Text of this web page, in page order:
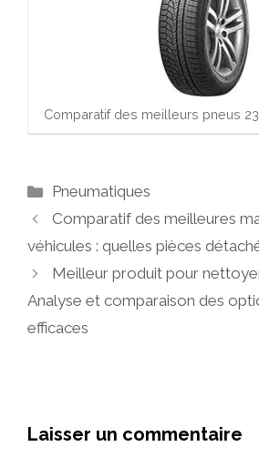
Comparatif des meilleurs pneus
Catégories
Pneumatiques
Comparatif des meilleures
véhicules : quelles pièces
Meilleur produit pour
Analyse et comparaison des
efficaces
Laisser un commentaire